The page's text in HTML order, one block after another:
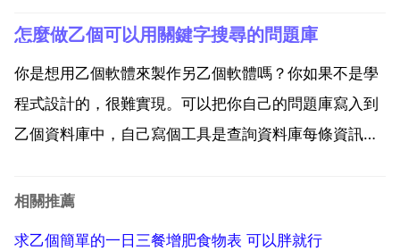
號，和控制命令。 漢字採用拼音法，帶聲調。每字最多
敲兩次。字母 數字 符號每字敲衫運旦一次。 在漢...
怎麼做乙個可以用關鍵字搜尋的問題庫
你是想用乙個軟體來製作另乙個軟體嗎？你如果不是學
程式設計的，很難實現。可以把你自己的問題庫寫入到
乙個資料庫中，自己寫個工具是查詢資料庫每條資訊，
的方法了。怎麼設定關鍵詞庫 嘴邊上的關鍵字 檢視競
相關推薦
求乙個簡單的一日三餐增肥食物表 可以胖就行